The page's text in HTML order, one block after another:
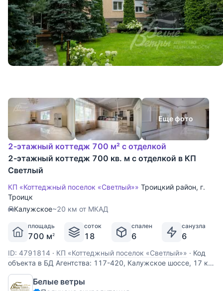
Еще фото
2-этажный коттедж 700 м² с отделкой
2-этажный коттедж 700 кв. м с отделкой в КП
Светлый
КП «Коттеджный поселок «Светлый»» Троицкий район, г.
Троицк
Калужское~20 км от МКАД
площадь
700 м2
соток
18
спален
6
санузла
6
ID: 4791814 · КП «Коттеджный поселок «Светлый»» · Код
объекта в БД Агентства: 117-420, Калужское шоссе, 17 км
от МКАД, Светлый к/п (Губцево). Кирпичный дом в
классическом стиле для большой семьи, полностью
Белые ветры